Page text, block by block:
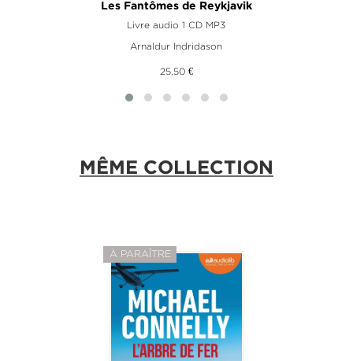
Les Fantômes de Reykjavik
Livre audio 1 CD MP3
Arnaldur Indridason
25,50 €
MÊME COLLECTION
À PARAÎTRE